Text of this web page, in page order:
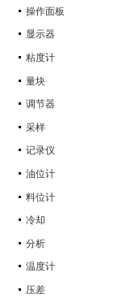
操作面板
显示器
粘度计
量块
调节器
采样
记录仪
油位计
料位计
冷却
分析
温度计
压差